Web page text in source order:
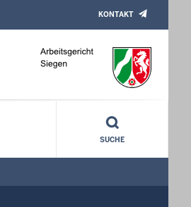
KONTAKT
SUCHE